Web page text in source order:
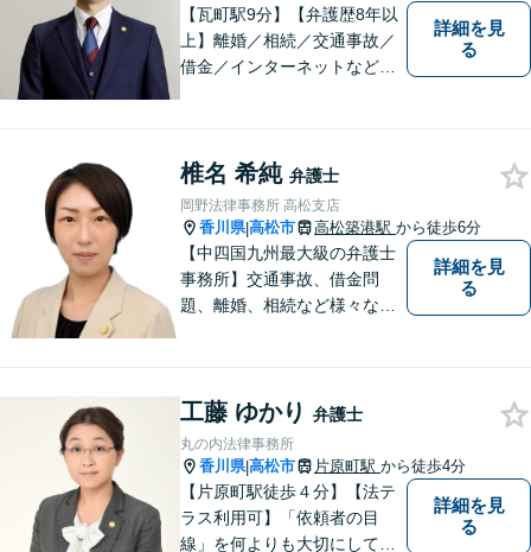
【瓦町駅9分】【弁護歴8年以
上】離婚／相続／交通事故／
借金／インターネットなど幅
皆様にとって最善の解決を模
索します。まずはお気軽にご
相談ください。
詳細を見
る
椎名 希純 弁護士
岡野法律事務所 高松支店
香川県|高松市 高松築港駅 から徒歩6分
【中四国九州最大級の弁護士
事務所】交通事故、借金問
題、離婚、相続など様々な問
い！
詳細を見
る
工藤 ゆかり 弁護士
丸の内法律事務所
香川県|高松市 片原町駅 から徒歩4分
【片原町駅徒歩４分】【法テ
ラス利用可】「依頼者の目
線」を何よりも大切にしてい
詳細を見
る